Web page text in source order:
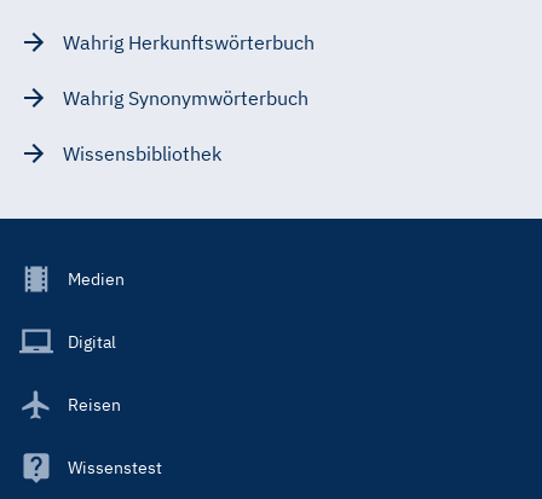
Wahrig Herkunftswörterbuch
Wahrig Synonymwörterbuch
Wissensbibliothek
Footer
Main
Medien
Digital
Reisen
Wissenstest